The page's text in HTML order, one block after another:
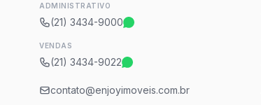
ADMINISTRATIVO
(21) 3434-9000
VENDAS
(21) 3434-9022
contato@enjoyimoveis.com.br